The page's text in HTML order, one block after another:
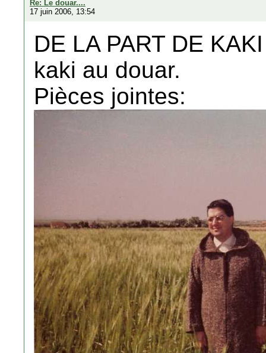
Re: Le douar....
17 juin 2006, 13:54
DE LA PART DE KAKI
kaki au douar.
Pièces jointes: